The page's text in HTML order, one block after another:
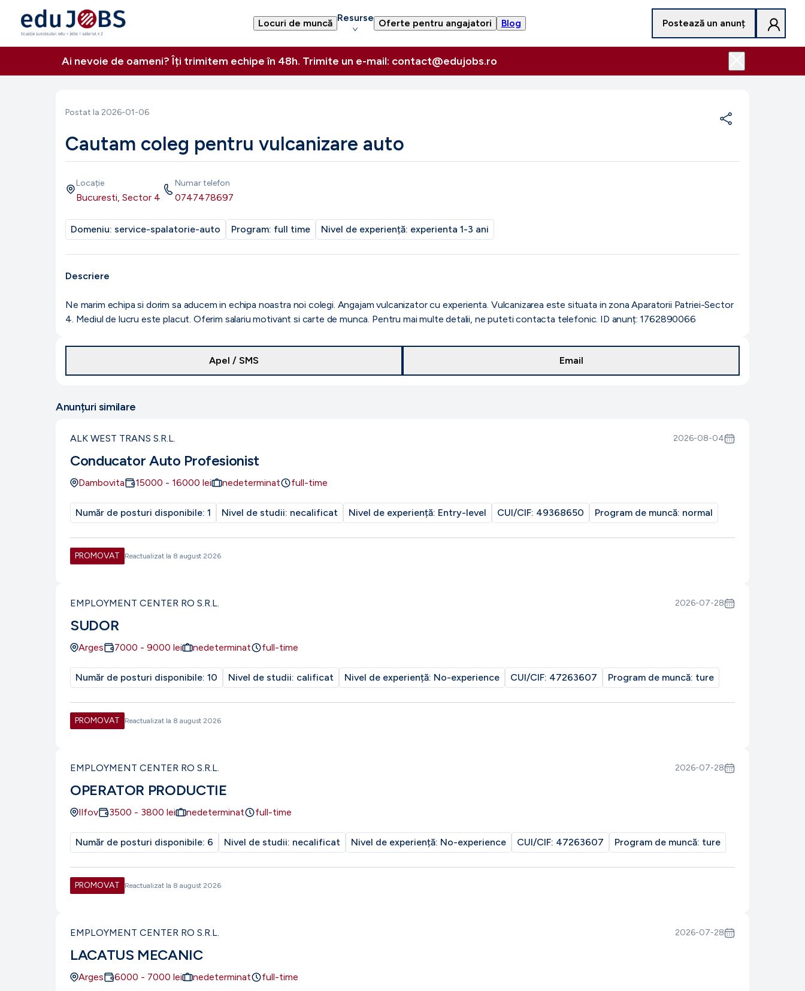
Locuri de muncă Resurse Oferte pentru angajatori Blog Postează un anunț
Ai nevoie de oameni? Îți trimitem echipe în 48h. Trimite un e-mail: contact@edujobs.ro
Postat la 2026-01-06
Cautam coleg pentru vulcanizare auto
Locație
Bucuresti, Sector 4
Numar telefon
0747478697
Domeniu: service-spalatorie-auto Program: full time Nivel de experiență: experienta 1-3 ani
Descriere
Ne marim echipa si dorim sa aducem in echipa noastra noi colegi. Angajam vulcanizator cu experienta. Vulcanizarea este situata in zona Aparatorii Patriei-Sector
4. Mediul de lucru este placut. Oferim salariu motivant si carte de munca. Pentru mai multe detalii, ne puteti contacta telefonic. ID anunț: 1762890066
Apel / SMS Email
Anunțuri similare
ALK WEST TRANS S.R.L. 2026-08-04
Conducator Auto Profesionist
Dambovita 15000 - 16000 lei nedeterminat full-time
Număr de posturi disponibile: 1 Nivel de studii: necalificat Nivel de experiență: Entry-level CUI/CIF: 49368650 Program de muncă: normal
PROMOVAT Reactualizat la 8 august 2026
EMPLOYMENT CENTER RO S.R.L. 2026-07-28
SUDOR
Arges 7000 - 9000 lei nedeterminat full-time
Număr de posturi disponibile: 10 Nivel de studii: calificat Nivel de experiență: No-experience CUI/CIF: 47263607 Program de muncă: ture
PROMOVAT Reactualizat la 8 august 2026
EMPLOYMENT CENTER RO S.R.L. 2026-07-28
OPERATOR PRODUCTIE
Ilfov 3500 - 3800 lei nedeterminat full-time
Număr de posturi disponibile: 6 Nivel de studii: necalificat Nivel de experiență: No-experience CUI/CIF: 47263607 Program de muncă: ture
PROMOVAT Reactualizat la 8 august 2026
EMPLOYMENT CENTER RO S.R.L. 2026-07-28
LACATUS MECANIC
Arges 6000 - 7000 lei nedeterminat full-time